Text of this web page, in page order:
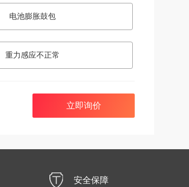
电池膨胀鼓包
重力感应不正常
立即询价
安全保障